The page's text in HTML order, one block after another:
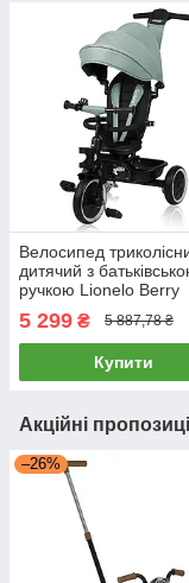
Велосипед
дитячий з
ручкою Lionelo Berry
5 299 ₴ 5 887,78 ₴
Купити
Акційні
–26%